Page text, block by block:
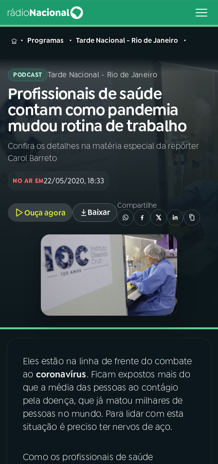
MENU
Buscar
na
Rádio
Nacional
Buscar
AO VIVO
INÍCIO
A RÁDIO
PROGRAMAÇÃO
PROGRAMAS
PODCASTS
08FESTIVAL DE MÚSICA
ACOMPANHE A RÁDIO NACIONAL
YouTube Facebook
Programas Tarde Nacional - Rio de Janeiro
PODCAST Tarde Nacional - Rio de Janeiro
Profissionais de saúde
contam como pandemia
mudou rotina de trabalho
Confira os detalhes na matéria especial da repórter
Carol Barreto
NO AR EM22/05/2020, 18:33
Ouça agora Baixar
Compartilhe
Eles estão na linha de frente do combate
ao coronavírus. Ficam expostos mais do
que a média das pessoas ao contágio
pela doença, que já matou milhares de
pessoas no mundo. Para lidar com esta
situação é preciso ter nervos de aço.
Como os profissionais de saúde